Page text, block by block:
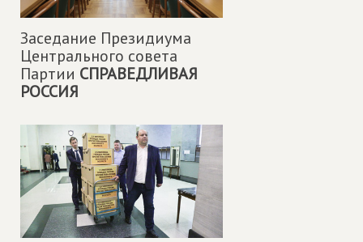
Заседание Президиума
Центрального совета
Партии СПРАВЕДЛИВАЯ
РОССИЯ